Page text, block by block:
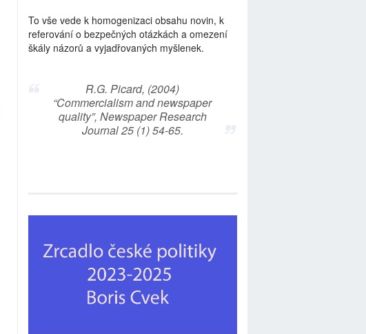
To vše vede k homogenizaci obsahu novin, k
referování o bezpečných otázkách a omezení
škály názorů a vyjadřovaných myšlenek.
R.G. Picard, (2004)
“Commercialism and newspaper
quality”, Newspaper Research
Journal 25 (1) 54-65.